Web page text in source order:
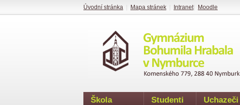
Škola Studenti Uchazeči
Úvodní stránka Mapa stránek Intranet| Moodle